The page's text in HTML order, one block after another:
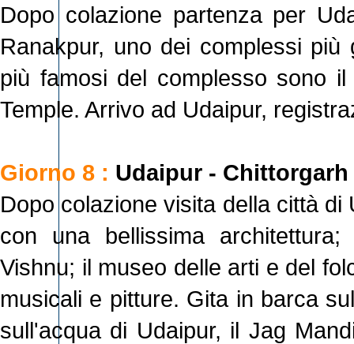
Dopo colazione partenza per
Ranakpur, uno dei complessi
più famosi del complesso sono
Temple. Arrivo ad Udaipur,
Giorno 8 : Udaipur - Chittorgarh
Dopo colazione visita della città
con una bellissima
Vishnu; il museo delle arti e del
musicali e pitture. Gita in barca
sull'acqua di Udaipur, il Jag